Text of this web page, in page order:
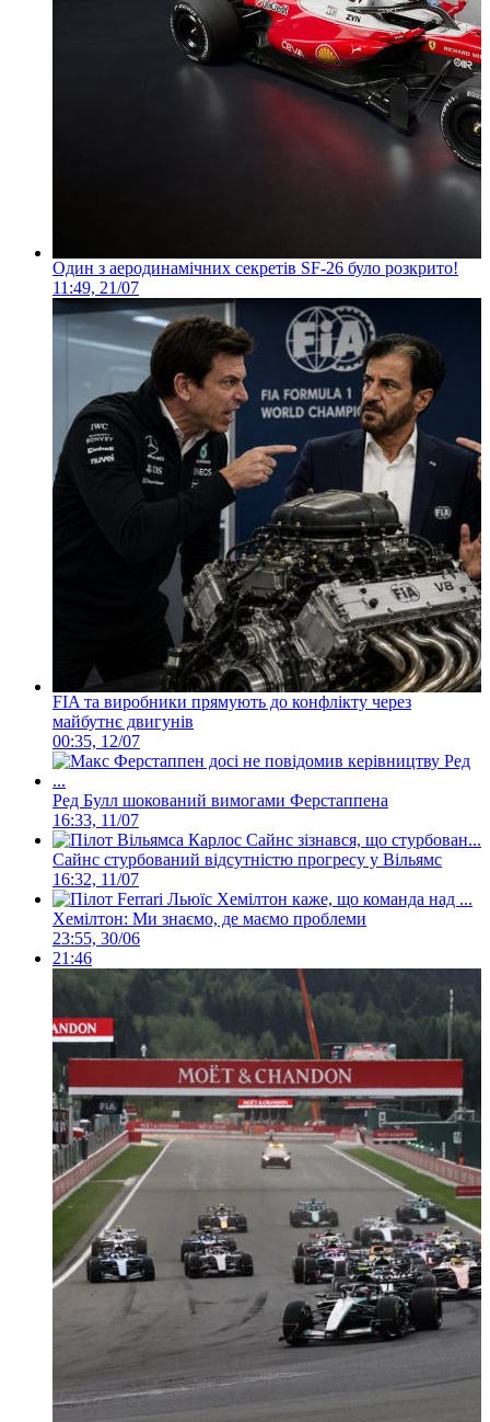
Один з аеродинамічних секретів SF-26 було розкрито!
11:49, 21/07
FIA та виробники прямують до конфлікту через
майбутнє двигунів
00:35, 12/07
Ред Булл шокований вимогами Ферстаппена
16:33, 11/07
Сайнс стурбований відсутністю прогресу у Вільямс
16:32, 11/07
Хемілтон: Ми знаємо, де маємо проблеми
23:55, 30/06
21:46